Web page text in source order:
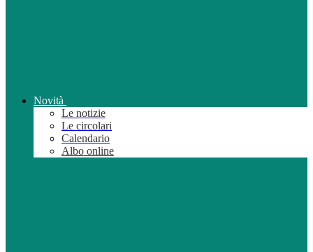
Novità
Le notizie
Le circolari
Calendario
Albo online